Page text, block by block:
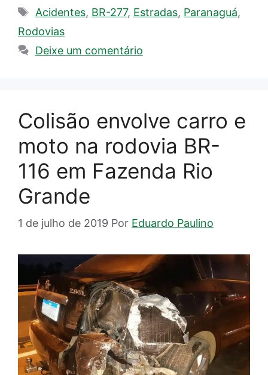
Tags
Acidentes, BR-277, Estradas, Paranaguá,
Rodovias
Deixe um comentário
Colisão envolve carro e
moto na rodovia BR-
116 em Fazenda Rio
Grande
1 de julho de 2019 Por Eduardo Paulino